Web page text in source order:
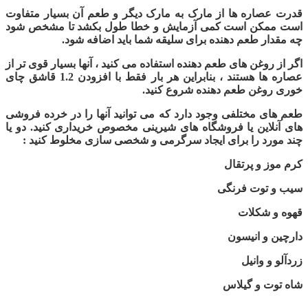
قدرت عصاره ها از مارک به مارک دیگر و طعم آن بسیار متفاوت
است ممکن است کمی آزمایش و خطا طول بکشد تا مشخص شود
چه مقدار طعم دهنده برای سلیقه شما باید اضافه شود.
اگر از روغن های طعم دهنده استفاده می کنید ، آنها بسیار قوی تر از
عصاره ها هستند ، بنابراین هر بار فقط با افزودن 1.2 قاشق چای
خوری روغن طعم دهنده شروع کنید.
طعم های مختلفی وجود دارد که می توانید آنها را در خرده فروشی
های آنلاین یا فروشگاه های شیرینی مخصوص خریداری کنید. دو یا
چند مورد را برای ایجاد سرگرمی و شخصی سازی مخلوط کنید :
کرم موز و پرتقال
سیب و توت فرنگی
قهوه و شکلات
دارچین و انیسون
زردآلو و وانیل
شاه توت و گیلاس